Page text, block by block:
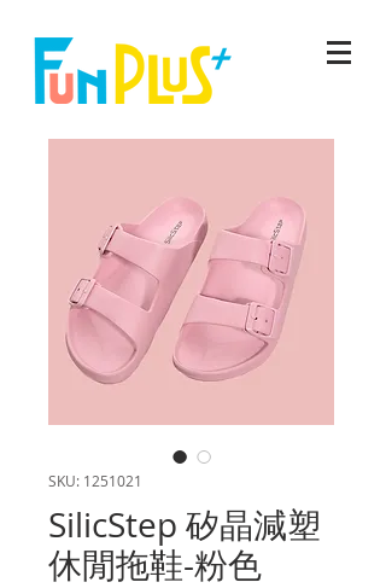
SKU: 1251021
SilicStep 矽晶減塑
休閒拖鞋-粉色